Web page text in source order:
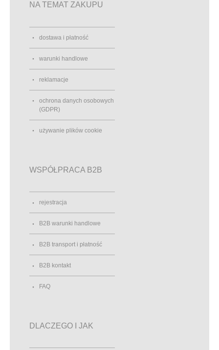
NA TEMAT ZAKUPU
dostawa i płatność
warunki handlowe
reklamacje
ochrona danych osobowych
(GDPR)
używanie plików cookie
WSPÓŁPRACA B2B
rejestracja
B2B warunki handlowe
B2B transport i płatność
B2B kontakt
FAQ
DLACZEGO I JAK